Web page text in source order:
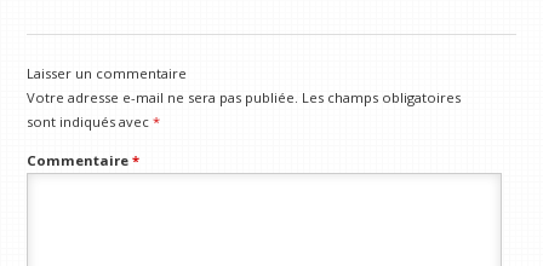
Laisser un commentaire
Votre adresse e-mail ne sera pas publiée. Les champs obligatoires
sont indiqués avec*
Commentaire*